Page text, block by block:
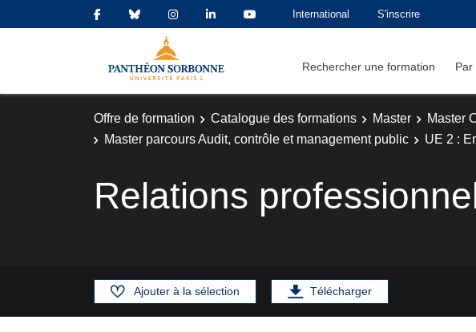
International S'inscrire
Rechercher une formation Par
Offre de formation Catalogue des formations Master
Master
Master parcours Audit, contrôle et management public
UE 2 :
Relations
Ajouter à la sélection Télécharger